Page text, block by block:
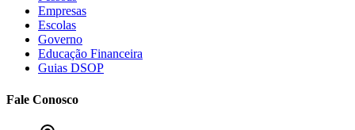
Empresas
Escolas
Governo
Educação Financeira
Guias DSOP
Fale Conosco